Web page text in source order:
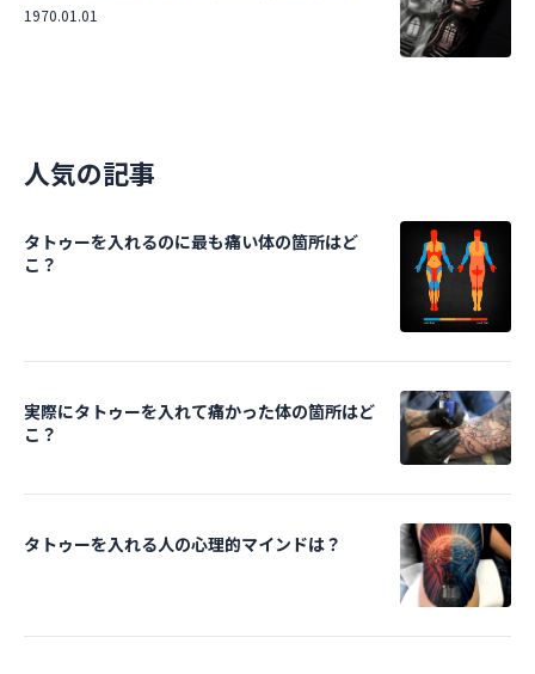
1970.01.01
人気の記事
タトゥーを入れるのに最も痛い体の箇所はど
こ？
実際にタトゥーを入れて痛かった体の箇所はど
こ？
タトゥーを入れる人の心理的マインドは？